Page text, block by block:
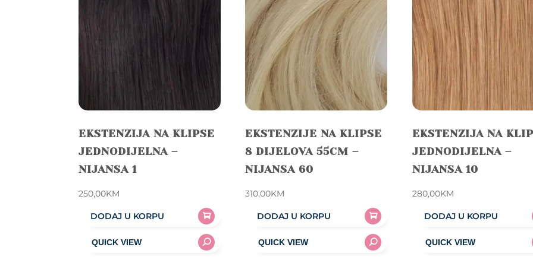
EKSTENZIJA NA KLIPSE
JEDNODIJELNA –
NIJANSA 1
250,00KM
DODAJ U KORPU
EKSTENZIJE NA KLIPSE
8 DIJELOVA 55CM –
NIJANSA 60
310,00KM
DODAJ U KORPU
EKSTENZIJA NA
JEDNODIJELNA –
NIJANSA 10
280,00KM
DODAJ U KORPU